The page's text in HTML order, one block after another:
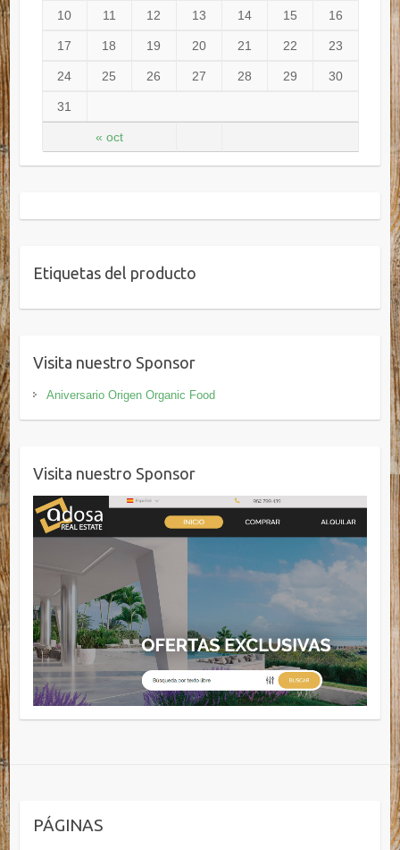
« oct
10 11 12 13 14 15 16
17 18 19 20 21 22 23
24 25 26 27 28 29 30
31
Etiquetas del producto
Visita nuestro Sponsor
Aniversario Origen Organic Food
Visita nuestro Sponsor
PÁGINAS